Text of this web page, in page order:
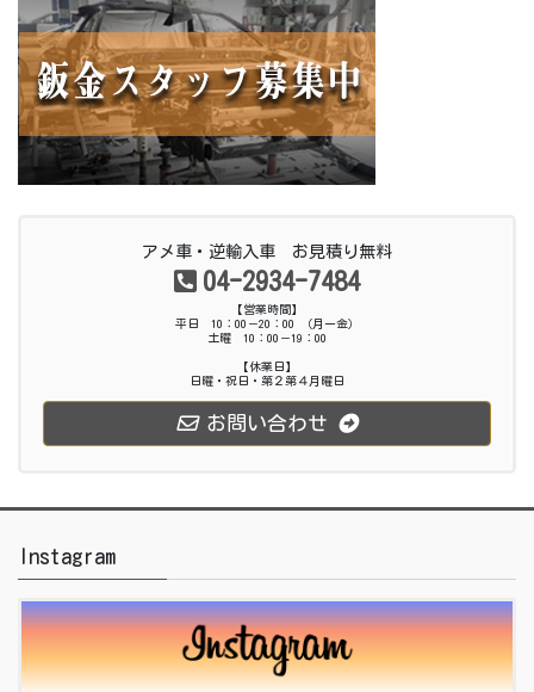
アメ車・逆輸入車 お見積り無料
04-2934-7484
【営業時間】
平日 10：00－20：00 （月ー金）
土曜 10：00－19：00
【休業日】
日曜・祝日・第２第４月曜日
お問い合わせ
Instagram